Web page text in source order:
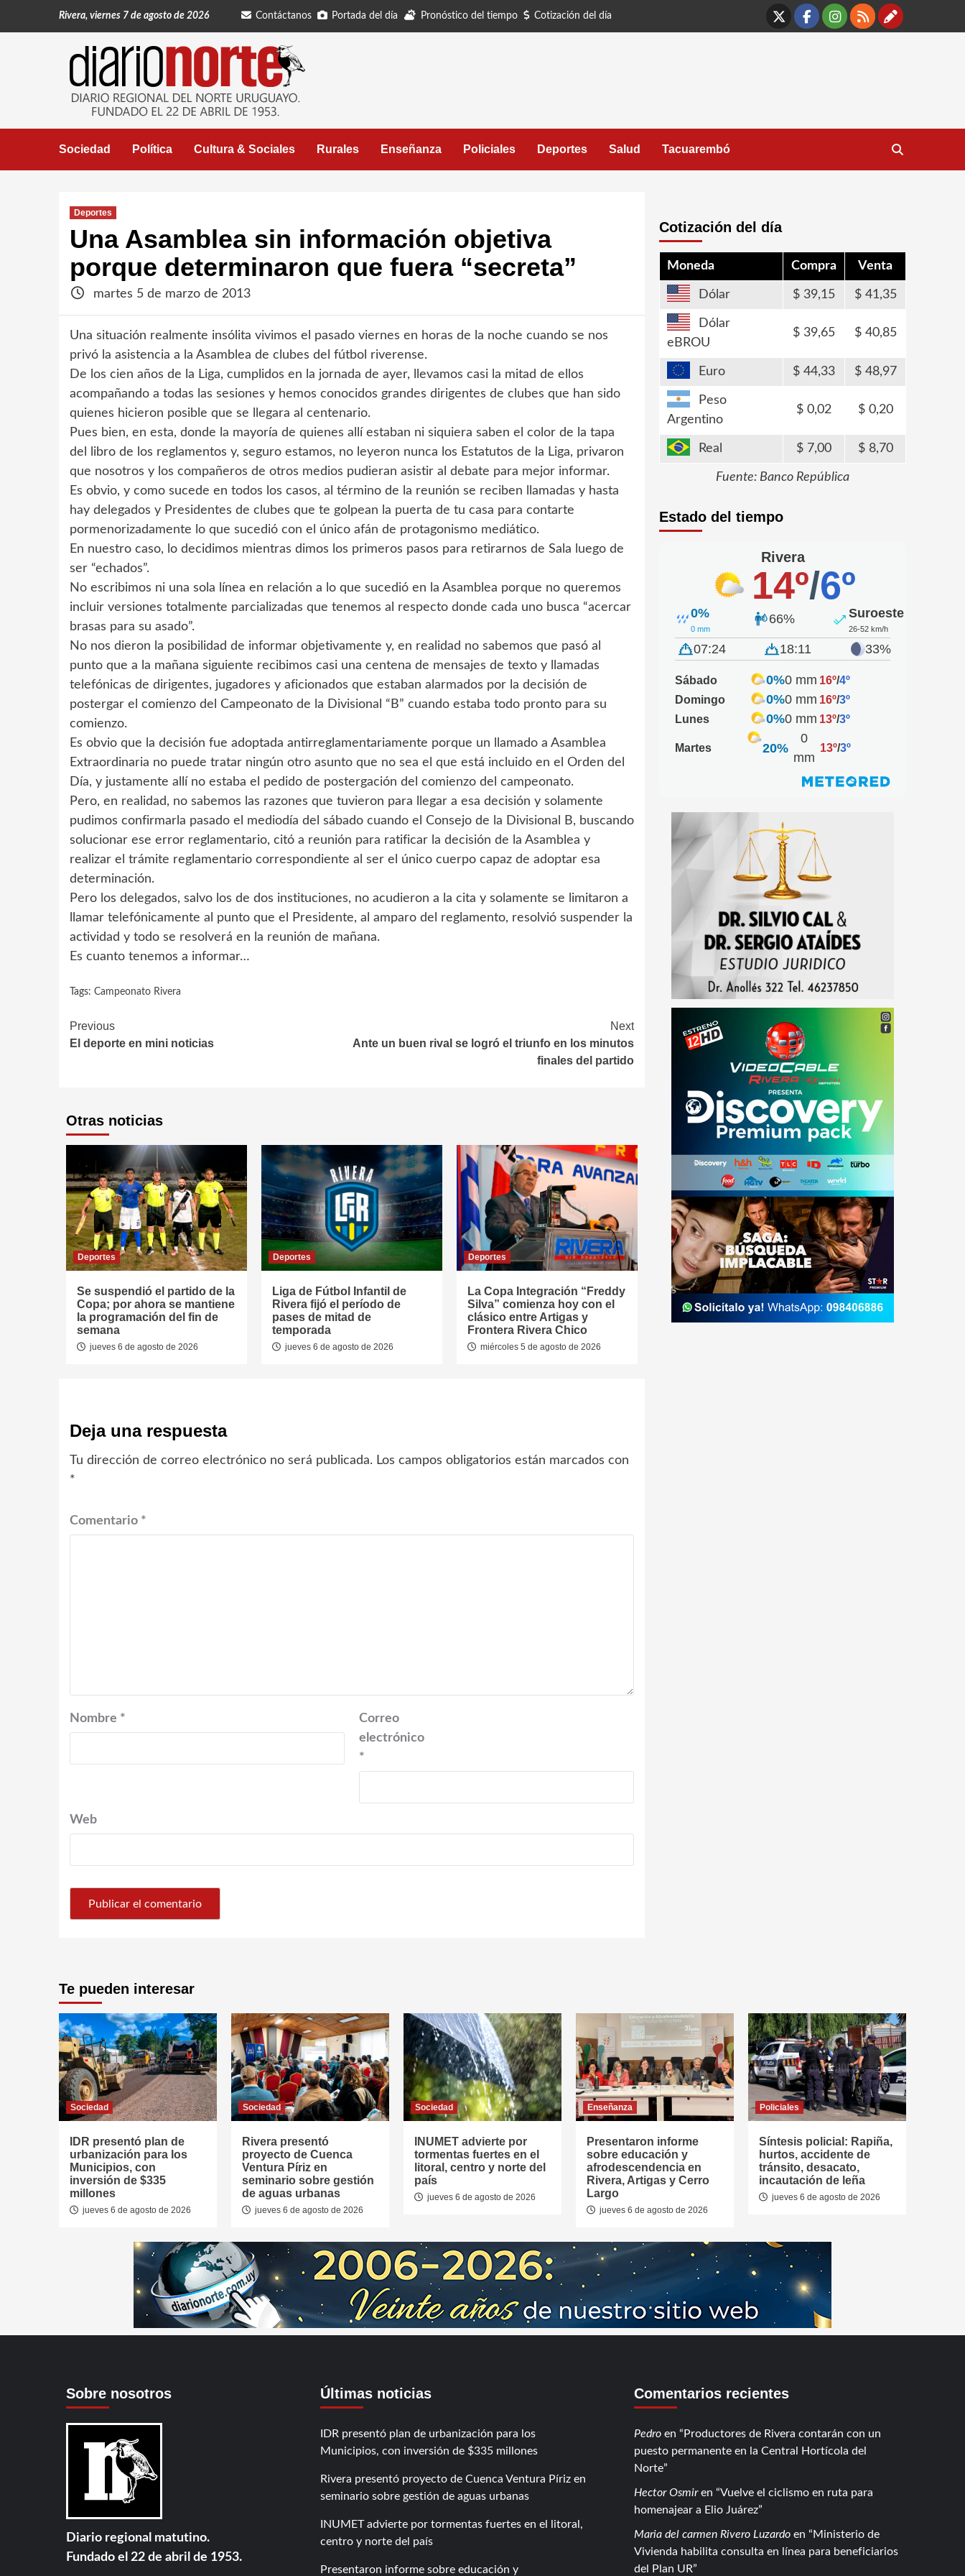
Rivera, viernes 7 de agosto de 2026 Contáctanos Portada del día Pronóstico del tiempo Cotización del día
X Facebook
Instagram
RSS
Sociedad Política Cultura & Sociales Rurales Enseñanza Policiales Deportes Salud Tacuarembó
Deportes
Una Asamblea sin información objetiva
porque determinaron que fuera “secreta”
martes 5 de marzo de 2013
Una situación realmente insólita vivimos el pasado viernes en horas de la noche cuando se nos
privó la asistencia a la Asamblea de clubes del fútbol riverense.
De los cien años de la Liga, cumplidos en la jornada de ayer, llevamos casi la mitad de ellos
acompañando a todas las sesiones y hemos conocidos grandes dirigentes de clubes que han sido
quienes hicieron posible que se llegara al centenario.
Pues bien, en esta, donde la mayoría de quienes allí estaban ni siquiera saben el color de la tapa
del libro de los reglamentos y, seguro estamos, no leyeron nunca los Estatutos de la Liga, privaron
que nosotros y los compañeros de otros medios pudieran asistir al debate para mejor informar.
Es obvio, y como sucede en todos los casos, al término de la reunión se reciben llamadas y hasta
hay delegados y Presidentes de clubes que te golpean la puerta de tu casa para contarte
pormenorizadamente lo que sucedió con el único afán de protagonismo mediático.
En nuestro caso, lo decidimos mientras dimos los primeros pasos para retirarnos de Sala luego de
ser “echados”.
No escribimos ni una sola línea en relación a lo que sucedió en la Asamblea porque no queremos
incluir versiones totalmente parcializadas que tenemos al respecto donde cada uno busca “acercar
brasas para su asado”.
No nos dieron la posibilidad de informar objetivamente y, en realidad no sabemos que pasó al
punto que a la mañana siguiente recibimos casi una centena de mensajes de texto y llamadas
telefónicas de dirigentes, jugadores y aficionados que estaban alarmados por la decisión de
postergar el comienzo del Campeonato de la Divisional “B” cuando estaba todo pronto para su
comienzo.
Es obvio que la decisión fue adoptada antirreglamentariamente porque un llamado a Asamblea
Extraordinaria no puede tratar ningún otro asunto que no sea el que está incluido en el Orden del
Día, y justamente allí no estaba el pedido de postergación del comienzo del campeonato.
Pero, en realidad, no sabemos las razones que tuvieron para llegar a esa decisión y solamente
pudimos confirmarla pasado el mediodía del sábado cuando el Consejo de la Divisional B, buscando
solucionar ese error reglamentario, citó a reunión para ratificar la decisión de la Asamblea y
realizar el trámite reglamentario correspondiente al ser el único cuerpo capaz de adoptar esa
determinación.
Pero los delegados, salvo los de dos instituciones, no acudieron a la cita y solamente se limitaron a
llamar telefónicamente al punto que el Presidente, al amparo del reglamento, resolvió suspender la
actividad y todo se resolverá en la reunión de mañana.
Es cuanto tenemos a informar…
Tags: Campeonato Rivera
Continue
Reading
Previous
El deporte en mini noticias
Next
Ante un buen rival se logró el triunfo en los minutos
finales del partido
Otras noticias
Deportes
Se suspendió el partido de la
Copa; por ahora se mantiene
la programación del fin de
semana
jueves 6 de agosto de 2026
Deportes
Liga de Fútbol Infantil de
Rivera fijó el período de
pases de mitad de
temporada
jueves 6 de agosto de 2026
Deportes
La Copa Integración “Freddy
Silva” comienza hoy con el
clásico entre Artigas y
Frontera Rivera Chico
miércoles 5 de agosto de 2026
Deja una respuesta
Tu dirección de correo electrónico no será publicada. Los campos obligatorios están marcados con
*
Comentario *
Nombre *
Correo
electrónico
*
Web
Cotización del día
Moneda Compra Venta
Dólar 39,15 41,35
Dólar
eBROU
39,65 40,85
Euro 44,33 48,97
Peso
Argentino
0,02 0,20
Real 7,00 8,70
Fuente: Banco República
Estado del tiempo
Rivera
14º/6º
0%
0 mm
66% Suroeste
26-52 km/h
07:24 18:11 33%
Sábado 0%0 mm 16º/4º
Domingo
0%0 mm 16º/3º
Lunes
0%0 mm 13º/3º
Martes 20%
0
mm
13º/3º
Te pueden interesar
Sociedad
IDR presentó plan de
urbanización para los
Municipios, con
inversión de $335
millones
jueves 6 de agosto de 2026
Sociedad
Rivera presentó
proyecto de Cuenca
Ventura Píriz en
seminario sobre gestión
de aguas urbanas
jueves 6 de agosto de 2026
Sociedad
INUMET advierte por
tormentas fuertes en el
litoral, centro y norte del
país
jueves 6 de agosto de 2026
Enseñanza
Presentaron informe
sobre educación y
afrodescendencia en
Rivera, Artigas y Cerro
Largo
jueves 6 de agosto de 2026
Policiales
Síntesis policial: Rapiña,
hurtos, accidente de
tránsito, desacato,
incautación de leña
jueves 6 de agosto de 2026
Sobre nosotros
Diario regional matutino.
Fundado el 22 de abril de 1953.
Últimas noticias
IDR presentó plan de urbanización para los
Municipios, con inversión de $335 millones
Rivera presentó proyecto de Cuenca Ventura Píriz en
seminario sobre gestión de aguas urbanas
INUMET advierte por tormentas fuertes en el litoral,
centro y norte del país
Presentaron informe sobre educación y
Comentarios recientes
Pedroen
Productores de Rivera contarán con un
puesto permanente en la Central Hortícola del
Norte
Hector Osmiren
Vuelve el ciclismo en ruta para
homenajear a Elio Juárez
Maria del carmen Rivero Luzardoen
Ministerio de
Vivienda habilita consulta en línea para beneficiarios
del Plan UR